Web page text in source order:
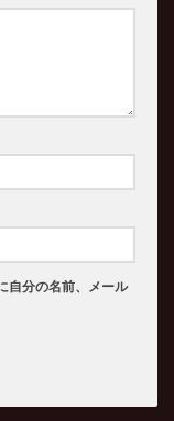
自分の名前、メール